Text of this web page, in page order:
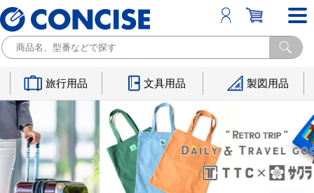
旅行用品 文具用品 製図用品